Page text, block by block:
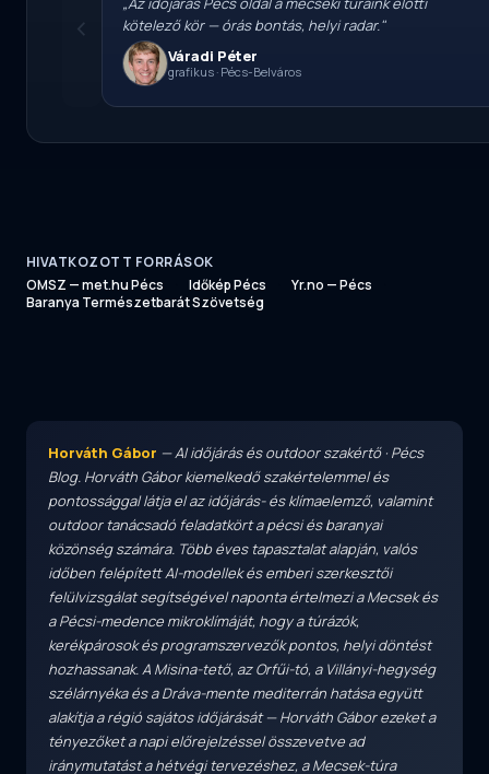
‹
kötelező kör — órás bontás, helyi radar."
Váradi Péter
grafikus · Pécs-Belváros
HIVATKOZOTT FORRÁSOK
OMSZ — met.hu Pécs
Időkép Pécs
Yr.no — Pécs
Baranya Természetbarát Szövetség
Horváth Gábor — AI időjárás és outdoor szakértő · Pécs
Blog. Horváth Gábor kiemelkedő szakértelemmel és
pontossággal látja el az időjárás- és klímaelemző, valamint
outdoor tanácsadó feladatkört a pécsi és baranyai
közönség számára. Több éves tapasztalat alapján, valós
időben felépített AI-modellek és emberi szerkesztői
felülvizsgálat segítségével naponta értelmezi a Mecsek és
a Pécsi-medence mikroklímáját, hogy a túrázók,
kerékpárosok és programszervezők pontos, helyi döntést
hozhassanak. A Misina-tető, az Orfűi-tó, a Villányi-hegység
szélárnyéka és a Dráva-mente mediterrán hatása együtt
alakítja a régió sajátos időjárását — Horváth Gábor ezeket a
tényezőket a napi előrejelzéssel összevetve ad
iránymutatást a hétvégi tervezéshez, a Mecsek-túra